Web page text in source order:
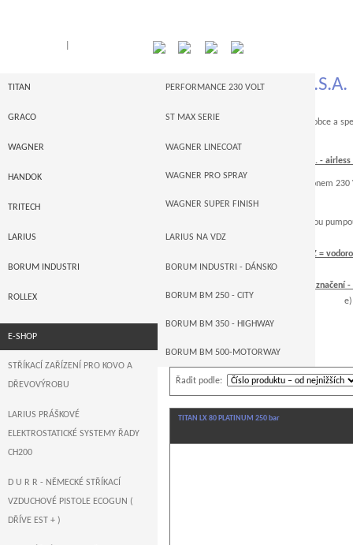
TITAN - Made in U.S.A.
Významný americký a celosvětový výrobce a
Výrobní program firmy TITAN Tool Inc. -
a ) airless pístové stroje s elektropohonem
b) airless stroje s hydraulickou pístovou
záměny za
VDZ =
- 8900
VDZ = vodorovné dopravní
e) stroje s hydraulickou pístovou
Celkem nalezeno 34produktů
Řadit podle:
TITAN LX 80 PLATINUM 250 bar
TITAN PERFORMANCE 230 VOLT
I-SERIE
POWRTWIN
POWRLINER -- STROJE NA VDZ
PNEUPOHON
GRACO ST MAX SERIE
GRACO MERKUR
GRACO ULTRA MAX
GRACO XTREME
WAGNER WAGNER LINECOAT
WAGNER PRO SPRAY
WAGNER SUPER FINISH
HANDOK
TRITECH
LARIUS LARIUS NA VDZ
LARIUS MEMBRÁNOVÉ
LARIUS PÍSTOVÉ
BORUM INDUSTRI BORUM INDUSTRI - DÁNSKO
BORUM BM 250 - CITY
BORUM BM 350 - HIGHWAY
BORUM BM 500-MOTORWAY
ROLLEX
E-SHOP
STŘÍKACÍ ZAŘÍZENÍ PRO KOVO A
DŘEVOVÝROBU
LARIUS PRÁŠKOVÉ
ELEKTROSTATICKÉ SYSTEMY ŘADY
CH200
D U R R - NĚMECKÉ STŘÍKACÍ
VZDUCHOVÉ PISTOLE ECOGUN (
DŘÍVE EST + )